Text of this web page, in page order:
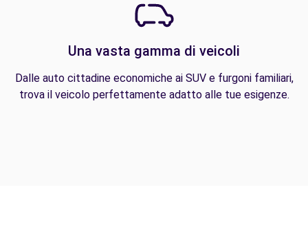
Una vasta gamma di veicoli
Dalle auto cittadine economiche ai SUV e furgoni familiari,
trova il veicolo perfettamente adatto alle tue esigenze.